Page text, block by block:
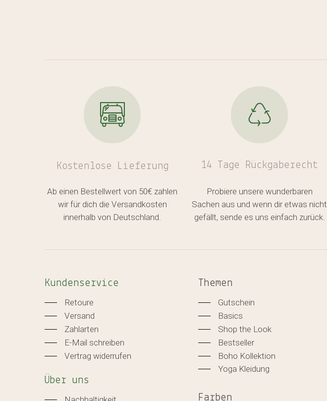
Kostenlose Lieferung
Ab einen Bestellwert von 50€ zahlen
wir für dich die Versandkosten
innerhalb von Deutschland.
14 Tage Rückgaberecht
Probiere unsere wunderbaren
Sachen aus und wenn dir etwas nicht
gefällt, sende es uns einfach zurück.
Kundenservice
Retoure
Versand
Zahlarten
E-Mail schreiben
Vertrag widerrufen
Über uns
Themen
Gutschein
Basics
Shop the Look
Bestseller
Boho Kollektion
Yoga Kleidung
Farben